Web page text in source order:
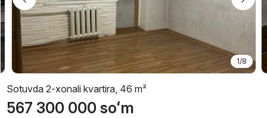
1/8
Sotuvda 2-xonali kvartira, 46 m²
567 300 000 soʻm